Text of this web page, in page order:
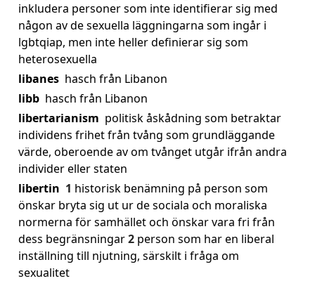
inkludera personer som inte identifierar sig med
någon av de sexuella läggningarna som ingår i
lgbtqiap, men inte heller definierar sig som
heterosexuella
libanes hasch från Libanon
libb hasch från Libanon
libertarianism politisk åskådning som betraktar
individens frihet från tvång som grundläggande
värde, oberoende av om tvånget utgår ifrån andra
individer eller staten
libertin 1 historisk benämning på person som
önskar bryta sig ut ur de sociala och moraliska
normerna för samhället och önskar vara fri från
dess begränsningar2 person som har en liberal
inställning till njutning, särskilt i fråga om
sexualitet